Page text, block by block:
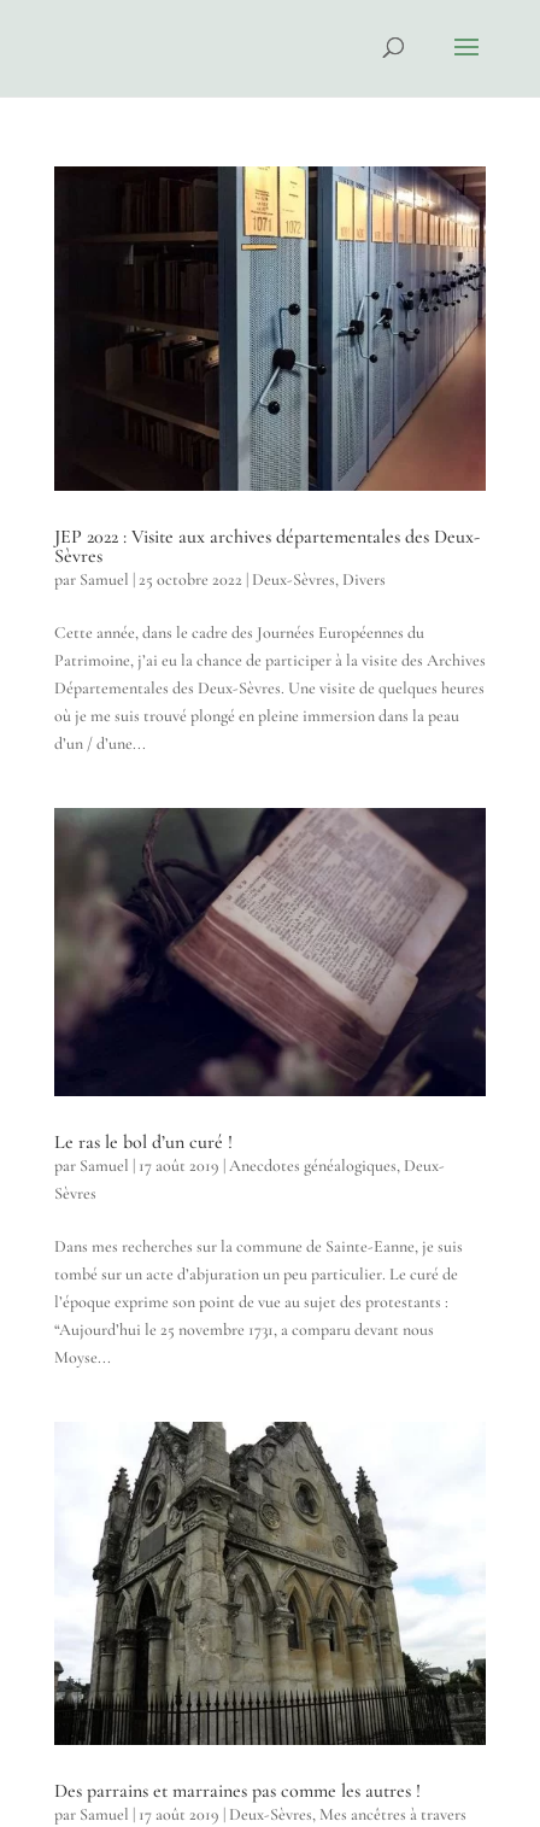
JEP 2022 : Visite aux archives départementales des Deux-
Sèvres
par Samuel |25 octobre 2022 | Deux-Sèvres, Divers
Cette année, dans le cadre des Journées Européennes du
Patrimoine, j’ai eu la chance de participer à la visite des Archives
Départementales des Deux-Sèvres. Une visite de quelques heures
où je me suis trouvé plongé en pleine immersion dans la peau
d’un / d’une...
Le ras le bol d’un curé !
par Samuel | 17 août 2019 |Anecdotes généalogiques, Deux-
Sèvres
Dans mes recherches sur la commune de Sainte-Eanne, je suis
tombé sur un acte d’abjuration un peu particulier. Le curé de
l’époque exprime son point de vue au sujet des protestants :
“Aujourd’hui le 25 novembre 1731, a comparu devant nous
Moyse...
Des parrains et marraines pas comme les autres !
par Samuel 17 août 2019 Deux-Sèvres, Mes ancêtres à travers